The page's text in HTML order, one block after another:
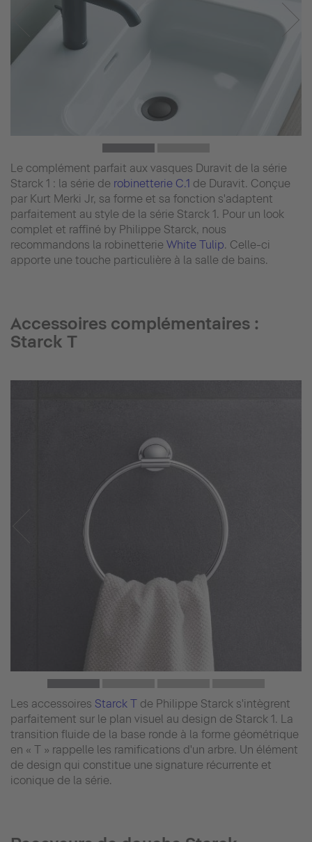
Le complément parfait aux vasques Duravit de la série
Starck 1 : la série de robinetterie C.1 de Duravit. Conçue
par Kurt Merki Jr, sa forme et sa fonction s'adaptent
parfaitement au style de la série Starck 1. Pour un look
complet et raffiné by Philippe Starck, nous
recommandons la robinetterie White Tulip. Celle-ci
apporte une touche particulière à la salle de bains.
Accessoires complémentaires :
Starck T
Les accessoires Starck T de Philippe Starck s'intègrent
parfaitement sur le plan visuel au design de Starck 1. La
transition fluide de la base ronde à la forme géométrique
en « T » rappelle les ramifications d'un arbre. Un élément
de design qui constitue une signature récurrente et
iconique de la série.